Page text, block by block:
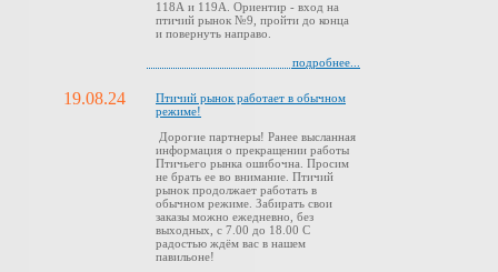
118А и 119А. Ориентир - вход на
птичий рынок №9, пройти до конца
и повернуть направо.
подробнее...
19.08.24
Птичий рынок работает в обычном
режиме!
Дорогие партнеры! Ранее высланная
информация о прекращении работы
Птичьего рынка ошибочна. Просим
не брать ее во внимание. Птичий
рынок продолжает работать в
обычном режиме. Забирать свои
заказы можно ежедневно, без
выходных, с 7.00 до 18.00 С
радостью ждём вас в нашем
павильоне!